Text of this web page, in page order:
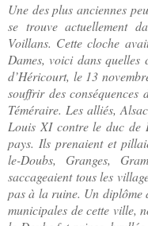
Une des plus anciennes
se trouve actuellement
Voillans. Cette cloche
Dames, voici dans
d’Héricourt, le 13
souffrir des
Téméraire. Les alliés,
Louis XI contre le duc de
pays. Ils prenaient et
le-Doubs, Granges,
saccageaient tous les
pas à la ruine. Un diplôme
municipales de cette ville,